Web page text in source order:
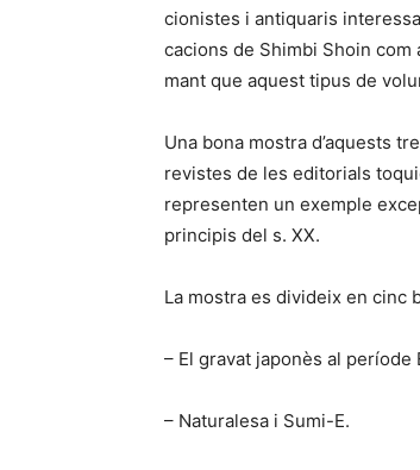
cionistes i antiquaris
cacions de Shimbi Shoin
mant que aquest tipus de
Una bona mostra d’aquests
revistes de les editorials
representen un exemple
principis del s. XX.
La mostra es divideix en cinc
– El gravat japonès al període
– Naturalesa i Sumi-E.